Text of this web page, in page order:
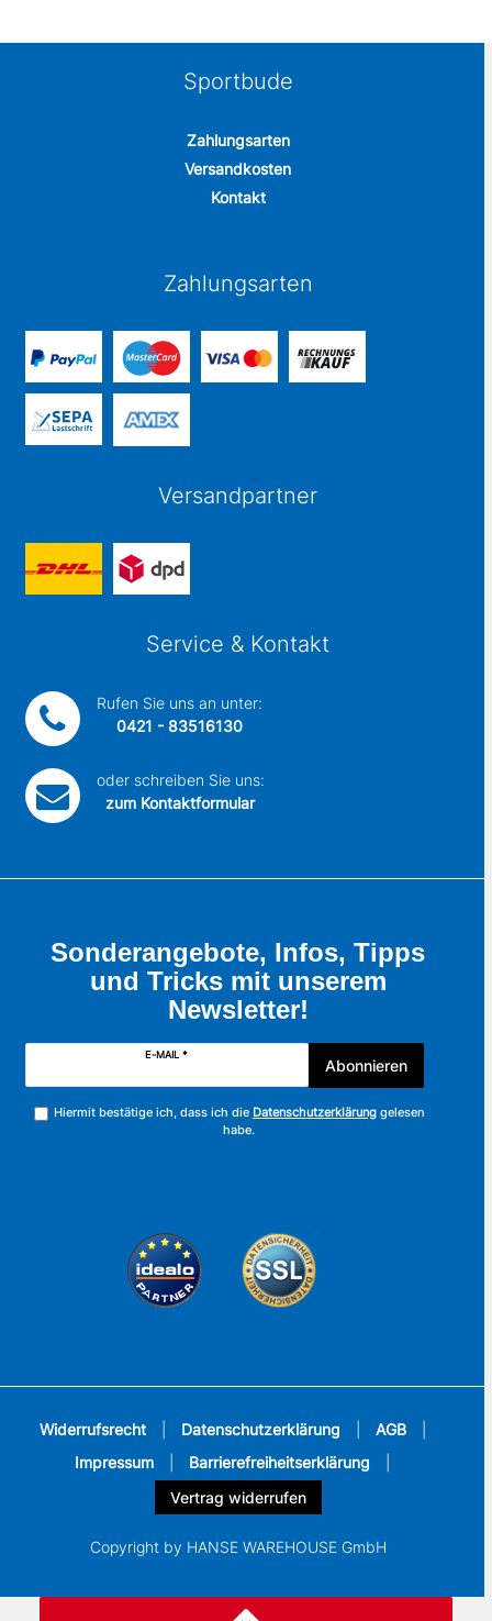
Sportbude
Zahlungsarten
Versandkosten
Kontakt
Zahlungsarten
Versandpartner
Service & Kontakt
Rufen Sie uns an unter:
0421 - 83516130
oder schreiben Sie uns:
zum Kontaktformular
Sonderangebote, Infos, Tipps
und Tricks mit unserem
Newsletter!
E-MAIL *
Abonnieren
Hiermit bestätige ich, dass ich die Datenschutzerklärunggelesen
habe.
Widerrufsrecht Datenschutzerklärung AGB
Impressum
Barrierefreiheitserklärung
Vertrag widerrufen
Copyright by HANSE WAREHOUSE GmbH